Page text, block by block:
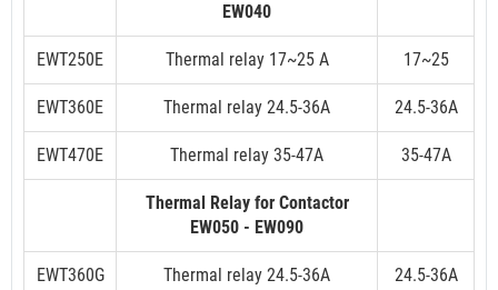
EW040
EWT250E Thermal relay 17~25 A 17~25
EWT360E Thermal relay 24.5-36A 24.5-36A
EWT470E Thermal relay 35-47A 35-47A
Thermal Relay for Contactor
EW050 - EW090
EWT360G Thermal relay 24.5-36A 24.5-36A